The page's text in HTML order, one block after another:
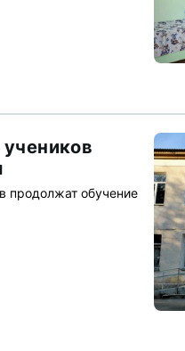
продолжат обучение